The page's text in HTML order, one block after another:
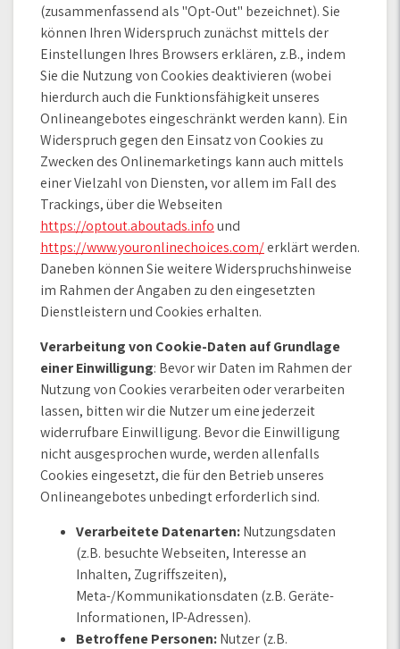
(zusammenfassend als "Opt-Out" bezeichnet). Sie
können Ihren Widerspruch zunächst mittels der
Einstellungen Ihres Browsers erklären, z.B., indem
Sie die Nutzung von Cookies deaktivieren (wobei
hierdurch auch die Funktionsfähigkeit unseres
Onlineangebotes eingeschränkt werden kann). Ein
Widerspruch gegen den Einsatz von Cookies zu
Zwecken des Onlinemarketings kann auch mittels
einer Vielzahl von Diensten, vor allem im Fall des
Trackings, über die Webseiten
https://optout.aboutads.infound
https://www.youronlinechoices.com/erklärt werden.
Daneben können Sie weitere Widerspruchshinweise
im Rahmen der Angaben zu den eingesetzten
Dienstleistern und Cookies erhalten.
Verarbeitung von Cookie-Daten auf Grundlage
einer Einwilligung: Bevor wir Daten im Rahmen der
Nutzung von Cookies verarbeiten oder verarbeiten
lassen, bitten wir die Nutzer um eine jederzeit
widerrufbare Einwilligung. Bevor die Einwilligung
nicht ausgesprochen wurde, werden allenfalls
Cookies eingesetzt, die für den Betrieb unseres
Onlineangebotes unbedingt erforderlich sind.
Verarbeitete Datenarten:Nutzungsdaten
(z.B. besuchte Webseiten, Interesse an
Inhalten, Zugriffszeiten),
Meta-/Kommunikationsdaten (z.B. Geräte-
Informationen, IP-Adressen).
Betroffene Personen:Nutzer (z.B.